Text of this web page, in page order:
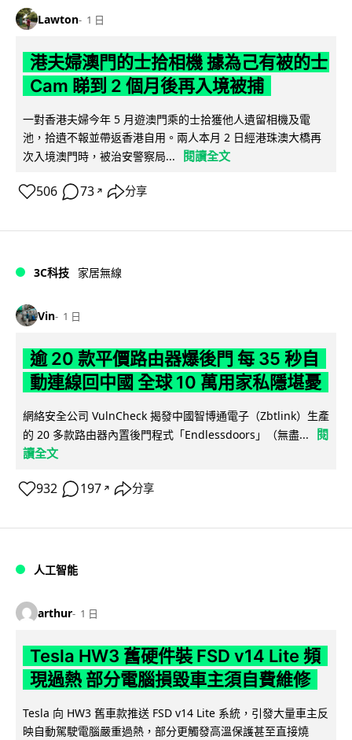
Lawton 1 日
港夫婦澳門的士拾相機 據為己有被的士
Cam 睇到 2 個月後再入境被捕
一對香港夫婦今年 5 月遊澳門乘的士拾獲他人遺留相機及電
池，拾遺不報並帶返香港自用。兩人本月 2 日經港珠澳大橋再
次入境澳門時，被治安警察局...
閱讀全文
506 73 ↗ 分享
3C科技 家居無線
Vin 1 日
逾 20 款平價路由器爆後門 每 35 秒自
動連線回中國 全球 10 萬用家私隱堪憂
網絡安全公司 VulnCheck 揭發中國智博通電子（Zbtlink）生產
的 20 多款路由器內置後門程式「Endlessdoors」（無盡...
閱
讀全文
932 197 ↗ 分享
人工智能
arthur 1 日
Tesla HW3 舊硬件裝 FSD v14 Lite 頻
現過熱 部分電腦損毀車主須自費維修
Tesla 向 HW3 舊車款推送 FSD v14 Lite 系統，引發大量車主反
映自動駕駛電腦嚴重過熱，部分更觸發高溫保護甚至直接燒